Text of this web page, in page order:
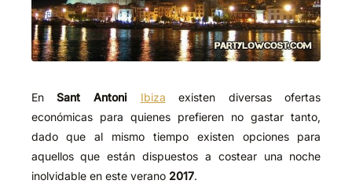
EnSant Antoni Ibiza existen diversas ofertas
económicas para quienes prefieren no gastar tanto,
dado que al mismo tiempo existen opciones para
aquellos que están dispuestos a costear una noche
inolvidable en este verano 2017.